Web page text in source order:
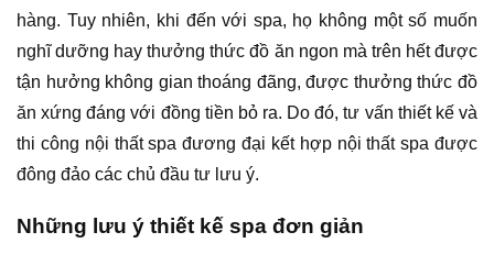
hàng. Tuy nhiên, khi đến với spa, họ không một số muốn
nghĩ dưỡng hay thưởng thức đồ ăn ngon mà trên hết được
tận hưởng không gian thoáng đãng, được thưởng thức đồ
ăn xứng đáng với đồng tiền bỏ ra. Do đó, tư vấn thiết kế và
thi công nội thất spa đương đại kết hợp nội thất spa được
đông đảo các chủ đầu tư lưu ý.
Những lưu ý thiết kế spa đơn giản